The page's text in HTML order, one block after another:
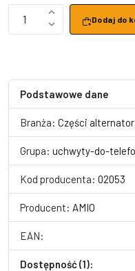
1 Dodaj do
Podstawowe dane
Branża: Części
Grupa: uchwyty-do-
Kod producenta: 02053
Producent: AMIO
EAN:
Dostępność (1):